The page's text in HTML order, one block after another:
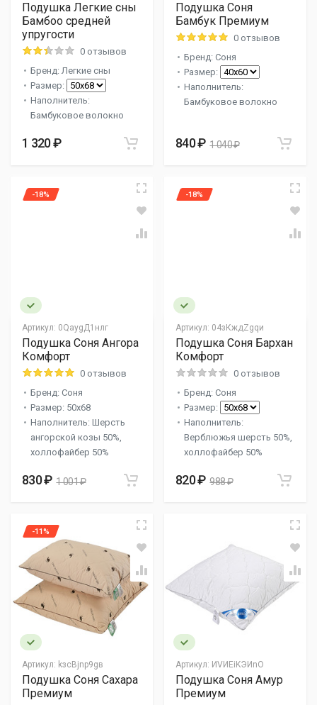
Подушка Легкие сны
Бамбоо средней
упругости
0 отзывов
Бренд: Легкие сны
Размер:
Наполнитель:
Бамбуковое волокно
1 320 ₽
Подушка Соня
Бамбук Премиум
0 отзывов
Бренд: Соня
Размер:
Наполнитель:
Бамбуковое волокно
840 ₽ 1 040 ₽
Артикул: 0QаygД1нлг
-18%
Подушка Соня Ангора
Комфорт
0 отзывов
Бренд: Соня
Размер: 50x68
Наполнитель: Шерсть
ангорской козы 50%,
холлофайбер 50%
830 ₽ 1 001 ₽
Артикул: 04зКждZgqи
-18%
Подушка Соня Бархан
Комфорт
0 отзывов
Бренд: Соня
Размер:
Наполнитель:
Верблюжья шерсть 50%,
холлофайбер 50%
820 ₽ 988 ₽
Артикул: kзcВjnp9gв
-11%
Подушка Соня Сахара
Премиум
Артикул: ИVИEiKЭИnО
Подушка Соня Амур
Премиум